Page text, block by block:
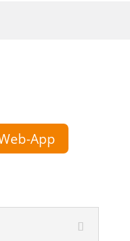
App